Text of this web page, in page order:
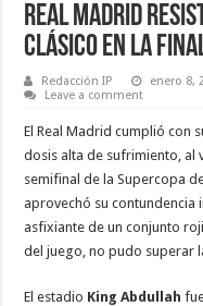
Real Madrid
Clásico en la
Redacción IP enero 8,
Leave a comment
El Real Madrid cumplió con
dosis alta de sufrimiento, al
semifinal de la Supercopa
aprovechó su contundencia
asfixiante de un conjunto
del juego, no pudo superar
El estadio King Abdullah